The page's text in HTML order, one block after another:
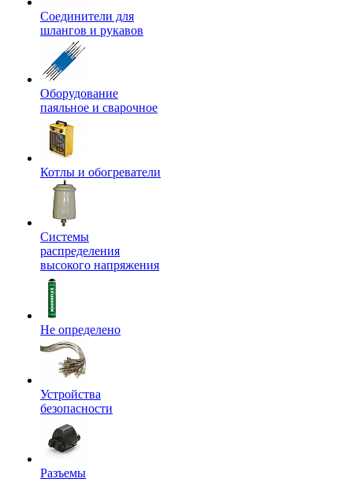
Соединители для
шлангов и рукавов
Оборудование
паяльное и сварочное
Котлы и обогреватели
Системы
распределения
высокого напряжения
Не определено
Устройства
безопасности
Разъемы